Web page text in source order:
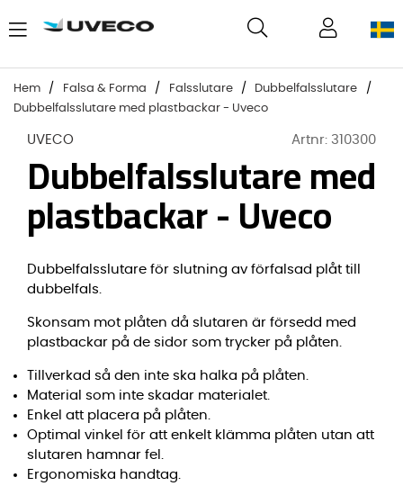
Hem Falsa & Forma Falsslutare
Dubbelfalsslutare
Dubbelfalsslutare med plastbackar - Uveco
UVECO Artnr: 310300
Dubbelfalsslutare med
plastbackar - Uveco
Dubbelfalsslutare för slutning av förfalsad plåt till
dubbelfals.
Skonsam mot plåten då slutaren är försedd med
plastbackar på de sidor som trycker på plåten.
Tillverkad så den inte ska halka på plåten.
Material som inte skadar materialet.
Enkel att placera på plåten.
Optimal vinkel för att enkelt klämma plåten utan att
slutaren hamnar fel.
Ergonomiska handtag.